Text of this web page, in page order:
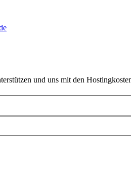
und uns mit den